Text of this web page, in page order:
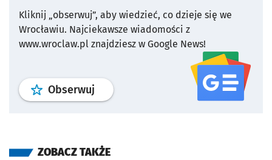
Kliknij „obserwuj”, aby wiedzieć, co dzieje się we
Wrocławiu. Najciekawsze wiadomości z
www.wroclaw.pl znajdziesz w Google News!
Obserwuj profil serwisu
ZOBACZ TAKŻE